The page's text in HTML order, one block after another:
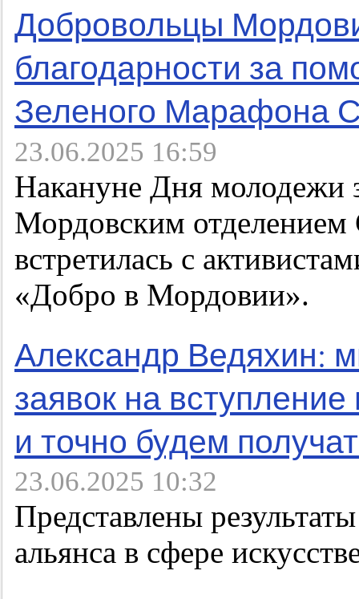
Добровольцы
благодарности за
Зеленого Марафона
23.06.2025 16:59
Накануне Дня молодежи
Мордовским
встретилась с
«Добро в Мордовии».
Александр Ведяхин:
заявок на
и точно будем
23.06.2025 10:32
Представлены
альянса в сфере